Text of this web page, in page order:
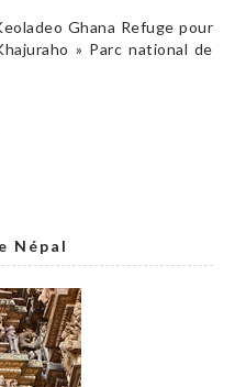
Ghana Refuge pour
» Parc national de
Népal